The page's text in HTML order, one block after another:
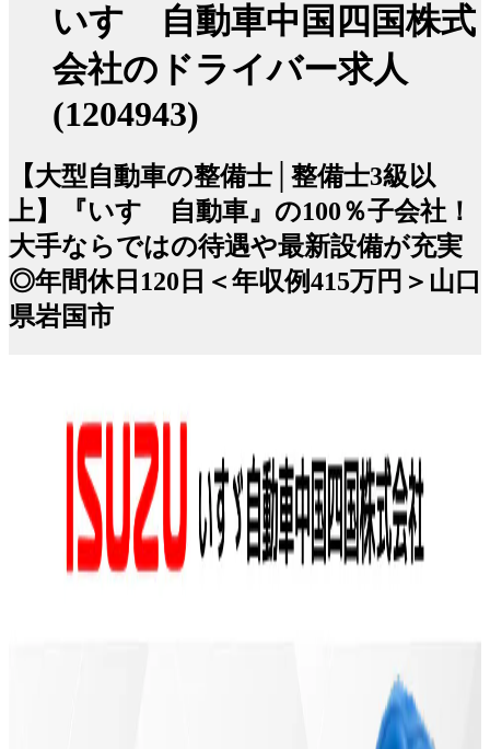
いすゞ自動車中国四国株式
会社のドライバー求人
(1204943)
【大型自動車の整備士│整備士3級以
上】『いすゞ自動車』の100％子会社！
大手ならではの待遇や最新設備が充実
◎年間休日120日＜年収例415万円＞山口
県岩国市